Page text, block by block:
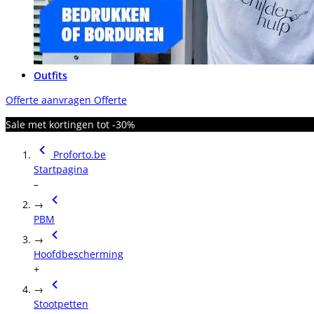
Outfits
Offerte aanvragen Offerte
Sale met kortingen tot -30%
Proforto.be
Startpagina
–
→
PBM
→
Hoofdbescherming
+
→
Stootpetten